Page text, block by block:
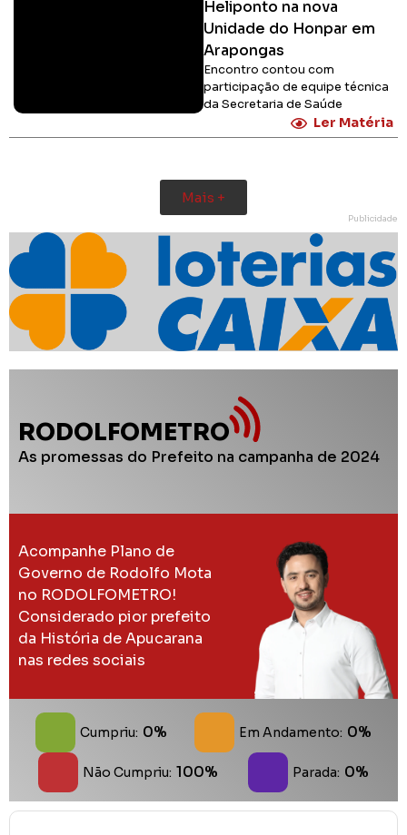
Heliponto na nova
Unidade do Honpar em
Arapongas
Encontro contou com
participação de equipe técnica
da Secretaria de Saúde
Ler Matéria
Mais +
Publicidade
RODOLFOMETRO
As promessas do Prefeito na campanha de 2024
Acompanhe Plano de
Governo de Rodolfo Mota
no RODOLFOMETRO!
Considerado pior prefeito
da História de Apucarana
nas redes sociais
Cumpriu: 0% Em Andamento: 0%
Não Cumpriu: 100% Parada: 0%